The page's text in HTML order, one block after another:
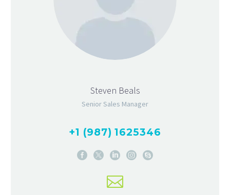
Steven Beals
Senior Sales Manager
+1 (987) 1625346